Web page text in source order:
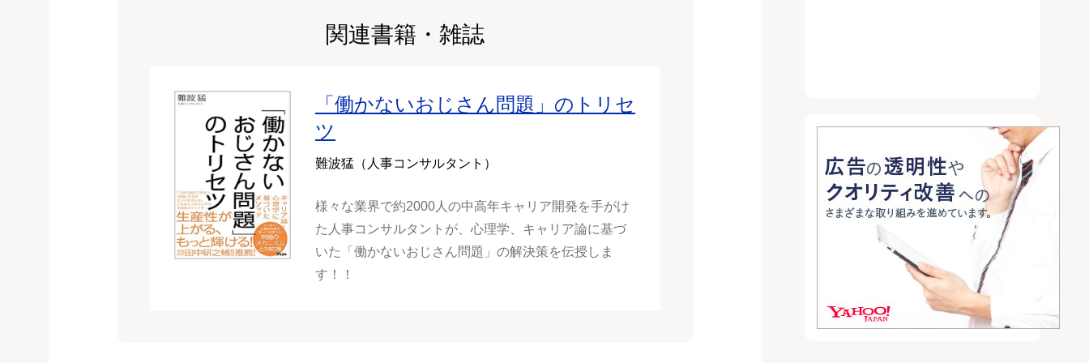
関連書籍・雑誌
「働かないおじさん問題」のトリセ
ツ
難波猛（人事コンサルタント）
様々な業界で約2000人の中高年キャリア開発を手がけ
た人事コンサルタントが、心理学、キャリア論に基づ
いた「働かないおじさん問題」の解決策を伝授しま
す！！